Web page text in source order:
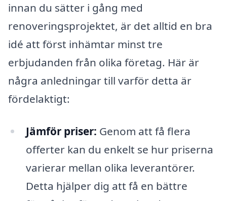
innan du sätter i gång med
renoveringsprojektet, är det alltid en bra
idé att först inhämtar minst tre
erbjudanden från olika företag. Här är
några anledningar till varför detta är
fördelaktigt:
Jämför priser: Genom att få flera
offerter kan du enkelt se hur priserna
varierar mellan olika leverantörer.
Detta hjälper dig att få en bättre